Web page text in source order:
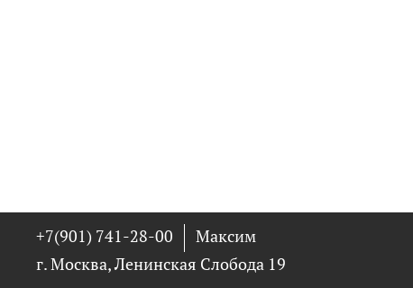
+7(901) 741-28-00
Максим
г. Москва, Ленинская Слобода 19